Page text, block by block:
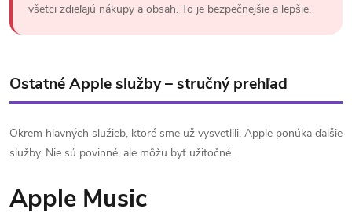
všetci zdieľajú nákupy a obsah. To je bezpečnejšie a lepšie.
Ostatné Apple služby – stručný prehľad
Okrem hlavných služieb, ktoré sme už vysvetlili, Apple ponúka ďalšie
služby. Nie sú povinné, ale môžu byť užitočné.
Apple Music